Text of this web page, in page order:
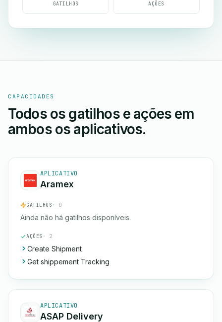
GATILHOS AÇÕES
CAPACIDADES
Todos os gatilhos e ações em
ambos os aplicativos.
APLICATIVO
Aramex
GATILHOS · 0
Ainda não há gatilhos disponíveis.
AÇÕES · 2
Create Shipment
Get shippement Tracking
APLICATIVO
ASAP Delivery